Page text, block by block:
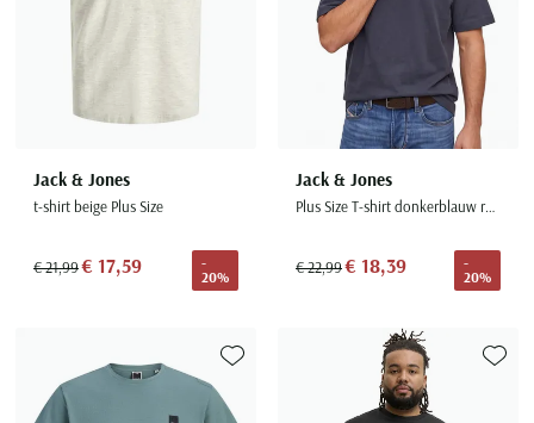
Jack & Jones
t-shirt beige Plus Size
€ 21,99€ 17,59
-
20%
Jack & Jones
Plus Size T-shirt donkerblauw roze backprint
€ 22,99€ 18,39
-
20%
Toevoegen aan favorieten